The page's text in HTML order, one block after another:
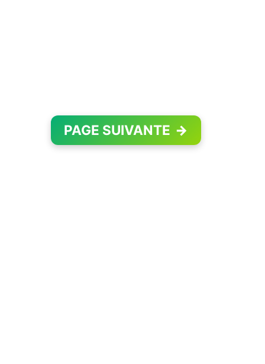
PAGE SUIVANTE →